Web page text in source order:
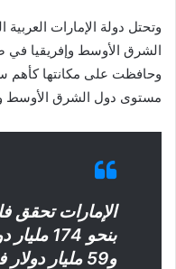
وتحتل دولة الإمارات
الشرق الأوسط وإفريقيا في
وحافظت على مكانتها كأهم
مستوى دول الشرق الأوسط
الإمارات تحقق
بنحو 174
و59 مليار دولار في الخدمات